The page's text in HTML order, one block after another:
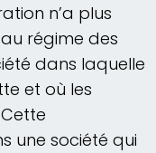
n’a plus
régime des
dans laquelle
et où les
une société qui